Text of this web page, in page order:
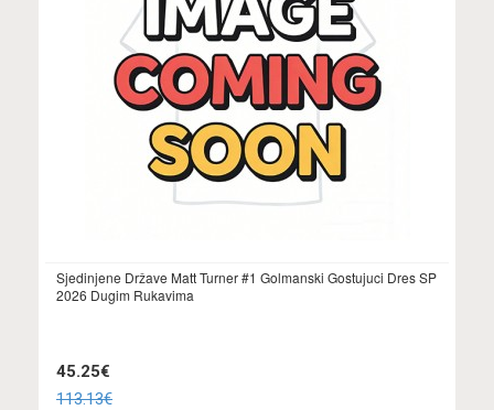
Sjedinjene Države Matt Turner #1 Golmanski Gostujuci Dres SP
2026 Dugim Rukavima
45.25€
113.13€